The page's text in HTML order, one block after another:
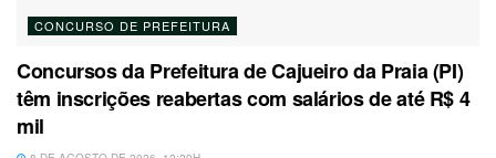
CONCURSO DE PREFEITURA
Concursos da Prefeitura de Cajueiro da Praia (PI)
têm inscrições reabertas com salários de até R$ 4
mil